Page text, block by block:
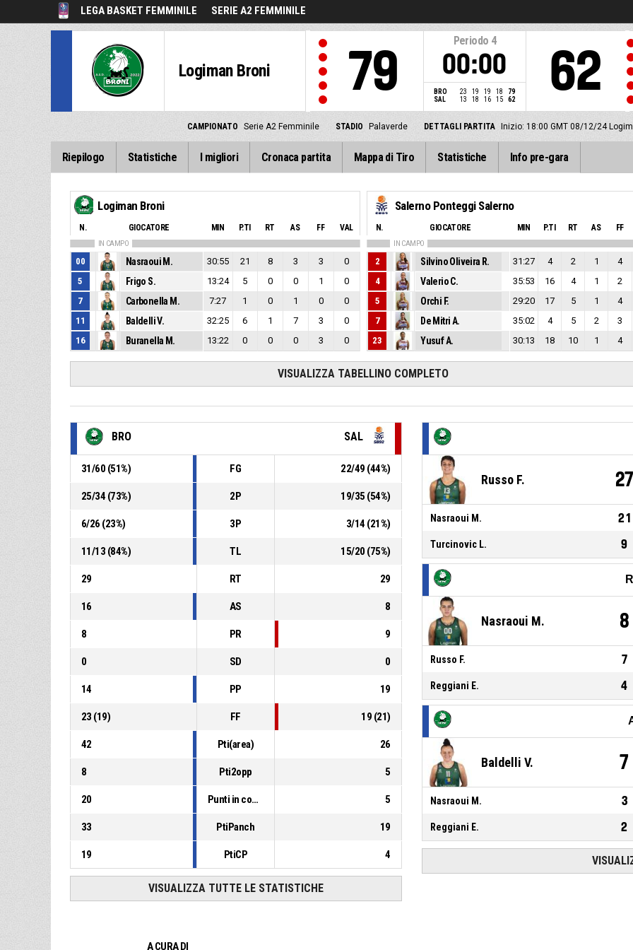
LEGA BASKET FEMMINILE SERIE A2 FEMMINILE
Logiman Broni 79
Periodo 4
00:00
BRO 23 19 19 18
79
SAL
13 18 16 15 62 62
CAMPIONATO Serie A2 Femminile STADIO Palaverde DETTAGLI PARTITA Inizio: 18:00 GMT 08/12/24
Riepilogo Statistiche I migliori Cronaca partita Mappa di Tiro Statistiche Info pre-gara
Logiman Broni
N. GIOCATORE MIN P.TI RT AS FF VAL
IN CAMPO
00 Nasraoui M. 30:55 21 8 3 3
0
5
Frigo S. 13:24 5 0 0 1
0
7
Carbonella M. 7:27 1 0 1 0
0
11
Baldelli V. 32:25 6 1 7 3
0
16
Buranella M. 13:22 0 0 0 3 0
Salerno Ponteggi Salerno
N. GIOCATORE MIN P.TI RT AS FF
IN CAMPO
2 Silvino Oliveira R. 31:27 4 2 1 4
4
Valerio C. 35:53 16 4 1 2
5
Orchi F. 29:20 17 5 1 4
7
De Mitri A. 35:02 4 5 2 3
23
Yusuf A. 30:13 18 10 1 4
VISUALIZZA TABELLINO COMPLETO
BRO SAL
31/60 (51%) FG 22/49 (44%)
25/34 (73%) 2P 19/35 (54%)
6/26 (23%) 3P 3/14 (21%)
11/13 (84%) TL 15/20 (75%)
29 RT 29
16 AS 8
8 PR 9
0 SD 0
14 PP 19
23 (19) FF 19 (21)
42 Pti(area) 26
8 Pti2opp 5
20 Punti in contropiede 5
33 PtiPanch 19
19 PtiCP 4
VISUALIZZA TUTTE LE STATISTICHE
Russo F. 27
Nasraoui M. 21
Turcinovic L. 9
Nasraoui M. 8
Russo F. 7
Reggiani E. 4
Baldelli V. 7
Nasraoui M. 3
Reggiani E. 2
A CURA DI